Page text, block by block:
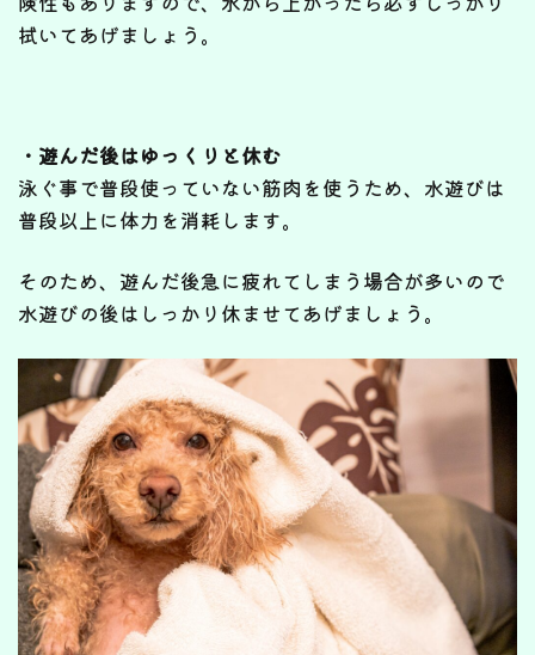
拭いてあげましょう。
・遊んだ後はゆっくりと休む
泳ぐ事で普段使っていない筋肉を使うため、水遊びは
普段以上に体力を消耗します。
そのため、遊んだ後急に疲れてしまう場合が多いので
水遊びの後はしっかり休ませてあげましょう。